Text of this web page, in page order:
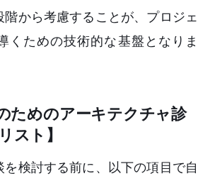
階から考慮することが、プロジェ
くための技術的な基盤となりま
ためのアーキテクチャ診
スト】
検討する前に、以下の項目で自